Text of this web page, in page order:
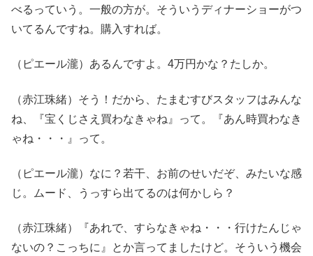
べるっていう。一般の方が。そういうディナーショーがつ
いてるんですね。購入すれば。
（ピエール瀧）あるんですよ。4万円かな？たしか。
（赤江珠緒）そう！だから、たまむすびスタッフはみんな
ね、『宝くじさえ買わなきゃね』って。『あん時買わなき
ゃね・・・』って。
（ピエール瀧）なに？若干、お前のせいだぞ、みたいな感
じ。ムード、うっすら出てるのは何かしら？
（赤江珠緒）『あれで、すらなきゃね・・・行けたんじゃ
ないの？こっちに』とか言ってましたけど。そういう機会